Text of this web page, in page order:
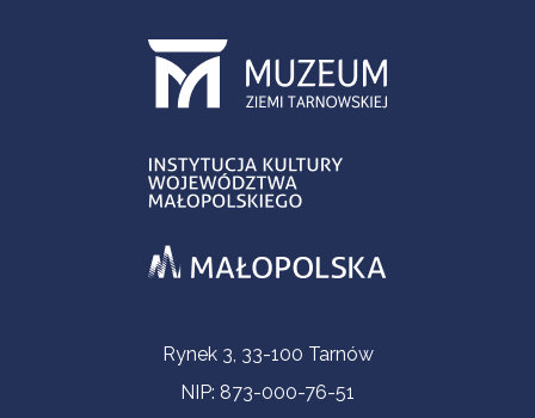
Informacje kontaktoweRynek 3, 33-100 Tarnów
NIP: 873-000-76-51